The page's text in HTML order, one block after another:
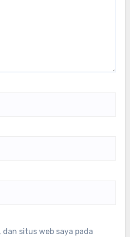
dan situs web saya pada